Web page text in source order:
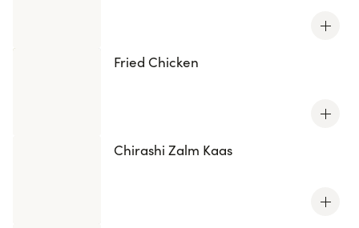
Fried Chicken
Chirashi Zalm Kaas